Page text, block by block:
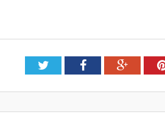
TwitterFacebook